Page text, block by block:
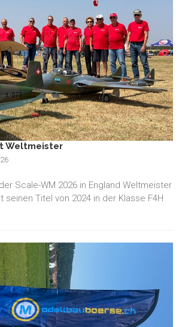
Weltmeister
Scale-WM 2026 in England Weltmeister
seinen Titel von 2024 in der Klasse F4H